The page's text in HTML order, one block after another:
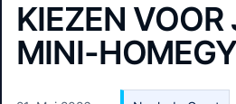
KIEZEN
MINI-